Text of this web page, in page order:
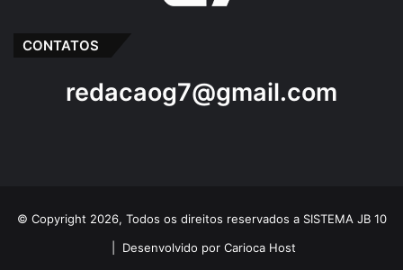
CONTATOS
redacaog7@gmail.com
© Copyright 2026, Todos os direitos reservados a SISTEMA JB 10
Desenvolvido por Carioca Host